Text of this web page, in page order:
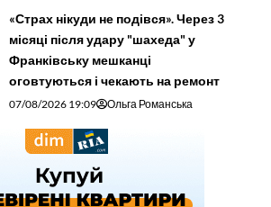
«Страх нікуди не подівся». Через 3
місяці після удару "шахеда" у
Франківську мешканці
оговтуються і чекають на ремонт
07/08/2026 19:09 Ольга Романська